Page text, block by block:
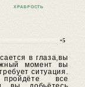
ХРАБРОСТЬ
+5
в глаза,вы
момент вы
ситуация.
все